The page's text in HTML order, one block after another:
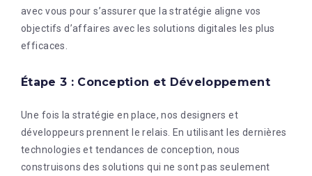
avec vous pour s’assurer que la stratégie aligne vos
objectifs d’affaires avec les solutions digitales les plus
efficaces.
Étape 3 : Conception et Développement
Une fois la stratégie en place, nos designers et
développeurs prennent le relais. En utilisant les dernières
technologies et tendances de conception, nous
construisons des solutions qui ne sont pas seulement